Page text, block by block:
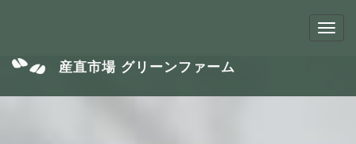
産直市場 グリーンファーム